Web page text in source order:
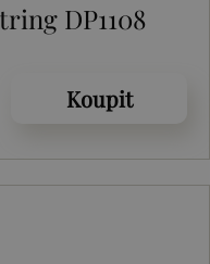
DP1108
Koupit